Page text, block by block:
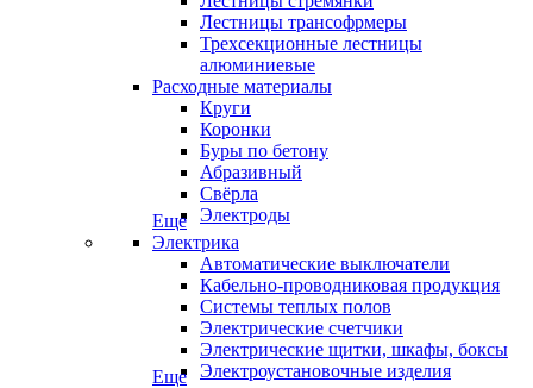
Лестницы трансофрмеры
Трехсекционные лестницы
алюминиевые
Расходные материалы
Круги
Коронки
Буры по бетону
Абразивный
Свёрла
Электроды
Еще
Электрика
Автоматические выключатели
Кабельно-проводниковая продукция
Системы теплых полов
Электрические счетчики
Электрические щитки, шкафы, боксы
Электроустановочные изделия
Еще